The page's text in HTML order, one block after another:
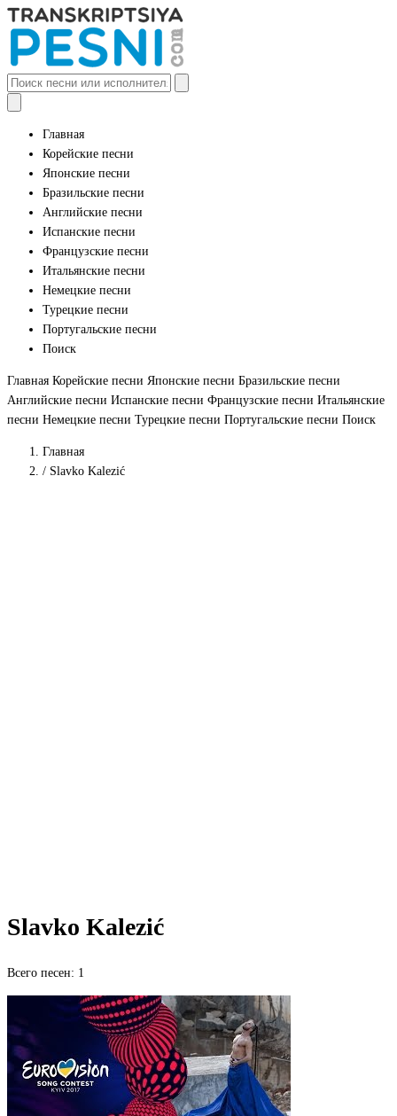
Главная
Корейские песни
Японские песни
Бразильские песни
Английские песни
Испанские песни
Французские песни
Итальянские песни
Немецкие песни
Турецкие песни
Португальские песни
Поиск
Главная Корейские песни Японские песни Бразильские песни
Английские песни Испанские песни Французские песни Итальянские
песни Немецкие песни Турецкие песни Португальские песни Поиск
Главная
/ Slavko Kalezić
Slavko Kalezić
Всего песен: 1